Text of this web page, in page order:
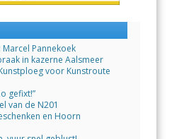
Marcel Pannekoek
in kazerne Aalsmeer
voor Kunstroute
gefixt!”
van de N201
en Hoorn